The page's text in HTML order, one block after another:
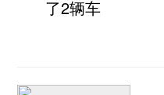
了2辆车